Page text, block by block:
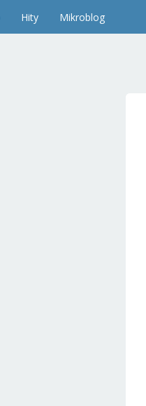
Hity Mikroblog